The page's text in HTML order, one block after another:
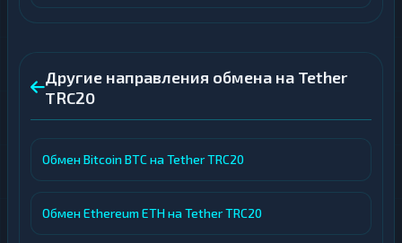
Другие направления обмена на Tether
TRC20
Обмен Bitcoin BTC на Tether TRC20
Обмен Ethereum ETH на Tether TRC20